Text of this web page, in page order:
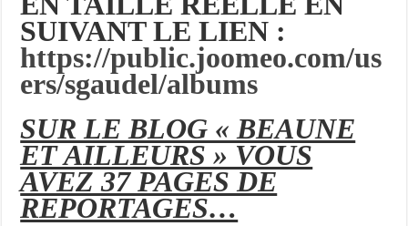
SUIVANT LE LIEN :
https://public.joomeo.com/us
ers/sgaudel/albums
SUR LE BLOG « BEAUNE
ET AILLEURS » VOUS
AVEZ 37 PAGES DE
REPORTAGES…